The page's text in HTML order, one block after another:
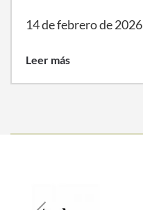
14 de febrero de 2026
Leer más